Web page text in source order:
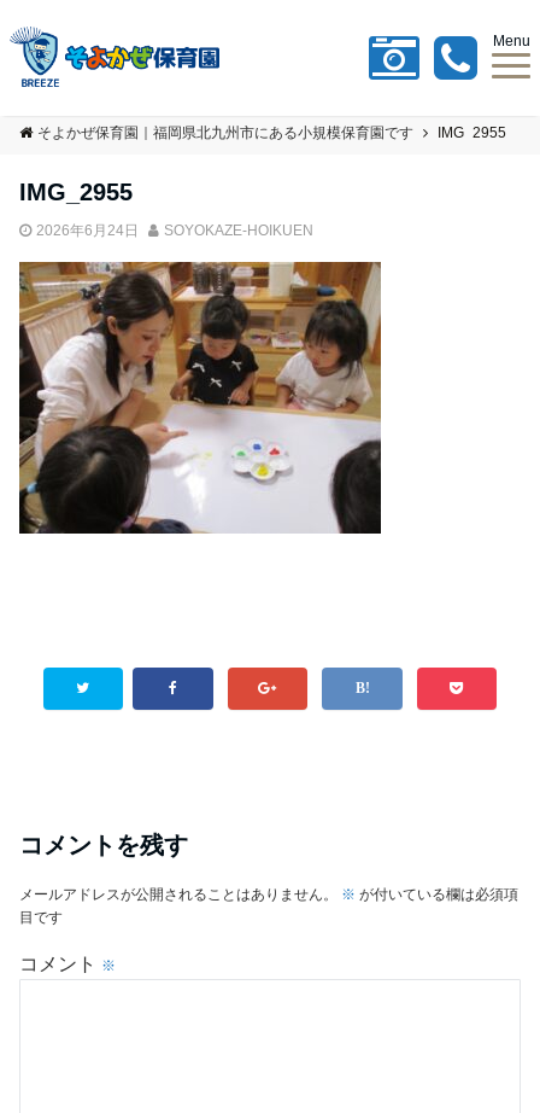
Menu
そよかぜ保育園｜福岡県北九州市にある小規模保育園です IMG_2955
IMG_2955
2026年6月24日 SOYOKAZE-HOIKUEN
コメントを残す
メールアドレスが公開されることはありません。 ※ が付いている欄は必須項
目です
コメント ※